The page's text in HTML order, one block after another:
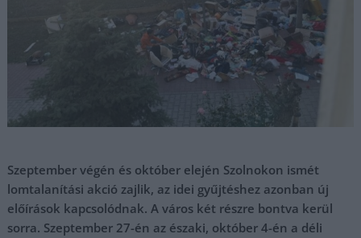
Szeptember végén és október elején Szolnokon ismét
lomtalanítási akció zajlik, az idei gyűjtéshez azonban új
előírások kapcsolódnak. A város két részre bontva kerül
sorra. Szeptember 27-én az északi, október 4-én a déli